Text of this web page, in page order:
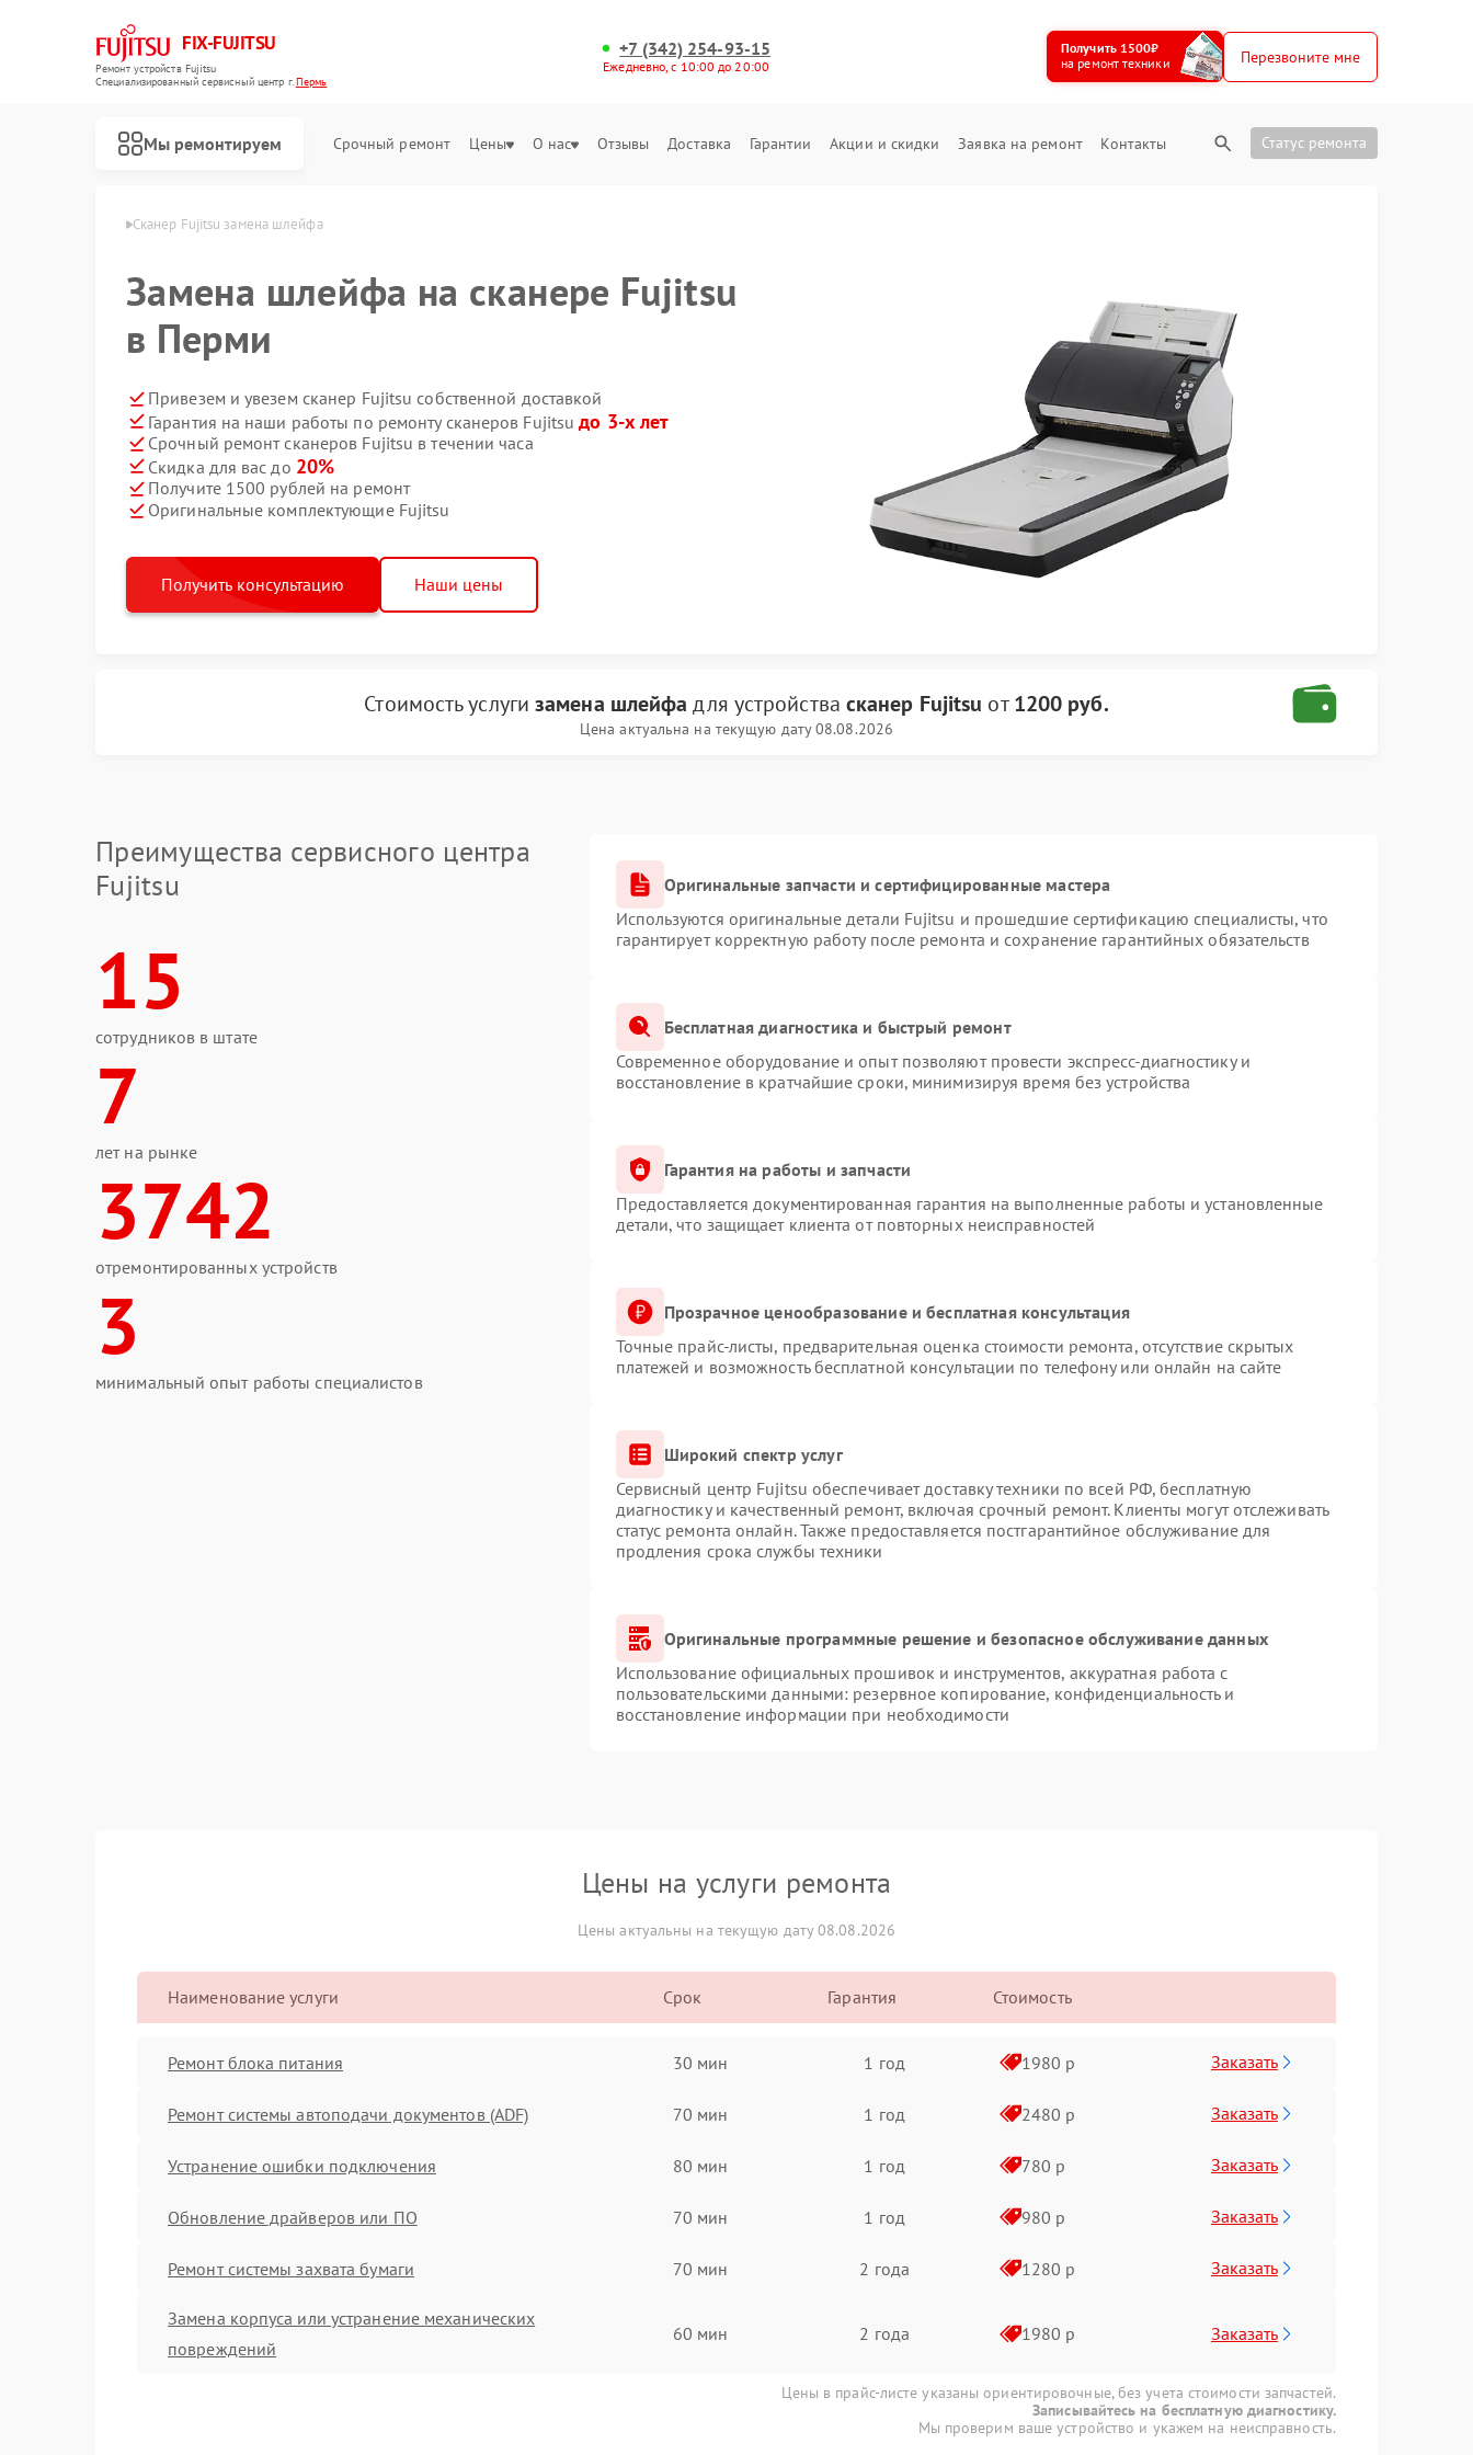
FIX-FUJITSU
Ремонт устройств Fujitsu
Специализированный cервисный центр г.Пермь
+7 (342) 254-93-15
Ежедневно, с 10:00 до 20:00
Получить 1500₽
на ремонт техники
Перезвоните мне
Мы ремонтируем Срочный ремонт Цены О нас Отзывы Доставка Гарантии Акции и скидки Заявка на ремонт Контакты Статус ремонта
Сканер Fujitsu замена шлейфа
Замена шлейфа на сканере Fujitsu
в Перми
Привезем и увезем сканер Fujitsu собственной доставкой
Гарантия на наши работы по ремонту сканеров Fujitsuдо 3-х лет
Срочный ремонт сканеров Fujitsu в течении часа
Скидка для вас до 20%
Получите 1500 рублей на ремонт
Оригинальные комплектующие Fujitsu
Получить консультацию Наши цены
Стоимость услугизамена шлейфа для устройства сканер Fujitsu от1200 руб.
Цена актуальна на текущую дату 08.08.2026
Преимущества сервисного центра
Fujitsu
15
сотрудников в штате
7
лет на рынке
3742
отремонтированных устройств
3
минимальный опыт работы специалистов
Оригинальные запчасти и сертифицированные мастера
Используются оригинальные детали Fujitsu и прошедшие сертификацию специалисты, что
гарантирует корректную работу после ремонта и сохранение гарантийных обязательств
Бесплатная диагностика и быстрый ремонт
Современное оборудование и опыт позволяют провести экспресс-диагностику и
восстановление в кратчайшие сроки, минимизируя время без устройства
Гарантия на работы и запчасти
Предоставляется документированная гарантия на выполненные работы и установленные
детали, что защищает клиента от повторных неисправностей
Прозрачное ценообразование и бесплатная консультация
Точные прайс-листы, предварительная оценка стоимости ремонта, отсутствие скрытых
платежей и возможность бесплатной консультации по телефону или онлайн на сайте
Широкий спектр услуг
Сервисный центр Fujitsu обеспечивает доставку техники по всей РФ, бесплатную
диагностику и качественный ремонт, включая срочный ремонт. Клиенты могут отслеживать
статус ремонта онлайн. Также предоставляется постгарантийное обслуживание для
продления срока службы техники
Оригинальные программные решение и безопасное обслуживание данных
Использование официальных прошивок и инструментов, аккуратная работа с
пользовательскими данными: резервное копирование, конфиденциальность и
восстановление информации при необходимости
Цены на услуги ремонта
Цены актуальны на текущую дату 08.08.2026
Наименование услуги Срок Гарантия Стоимость
Ремонт блока питания 30 мин 1 год 1980 р Заказать
Ремонт системы автоподачи документов (ADF) 70 мин 1 год 2480 р Заказать
Устранение ошибки подключения 80 мин 1 год 780 р Заказать
Обновление драйверов или ПО 70 мин 1 год 980 р Заказать
Ремонт системы захвата бумаги 70 мин 2 года 1280 р Заказать
Замена корпуса или устранение механических
повреждений
60 мин 2 года 1980 р Заказать
Цены в прайс-листе указаны ориентировочные, без учета стоимости запчастей.
Записывайтесь на бесплатную диагностику.
Мы проверим ваше устройство и укажем на неисправность.